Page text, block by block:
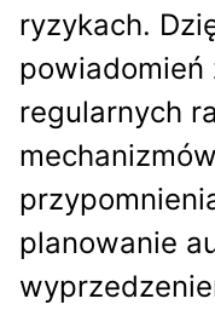
ryzykach.
powiadomień
regularnych
planowanie